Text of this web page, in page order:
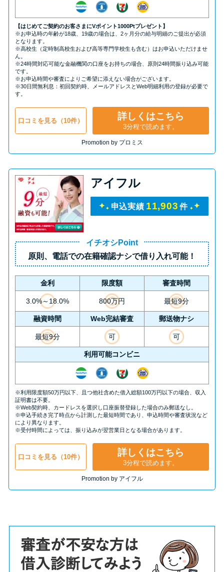
【はじめてご契約のお客さまにVポイント1000Ptプレゼント】
※お申込時の年齢が18歳、19歳の場合は、2ヶ月分の給与明細のご提出が必須
となります。
※高校生（定時制高校生および高等専門学校生も含む）はお申込いただけませ
ん。
※24時間対応可能な金融機関の口座をお持ちの場合、原則24時間振り込み可能
です。
※お申込時間や審査によりご希望に添えない場合がございます。
※30日間無利息：初回契約時、メールアドレスとWeb明細利用の登録が必要で
す。
口コミを見る（10件） 詳しくはこちら
3分程で読めます。
Promotion by プロミス
アイフル
申込実績 11,903 件
イチオシPoint
原則、 電話での在籍確認ナシで借り入れ可能！
金利 限度額 審査時間
3.0%～18.0% 800万円 最短9分
融資時間 Web完結審査 郵送物ナシ
最短9分 可 可
利用可能コンビニ
※利用限度額50万円以下、且つ他社含めた借入総額100万円以下の場合、収入
証明書は不要。
※Web契約時、カードレスを選択し口座振替登録した場合のみ郵送なし。
※申込手続き完了時点から計測した最短時間であり、申込時間や審査状況など
により異なります。
※受付時間によっては、振り込みが翌営業日となる場合があります。
口コミを見る（10件） 詳しくはこちら
3分程で読めます。
Promotion by アイフル